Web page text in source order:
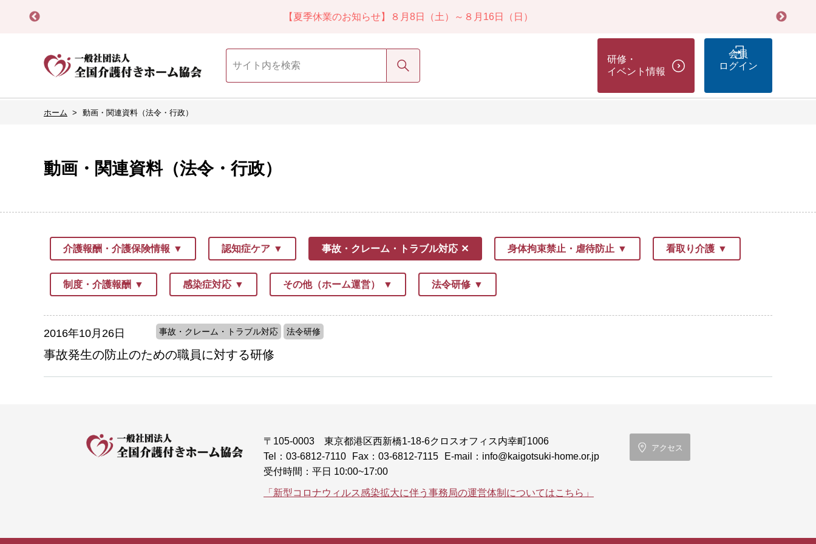
【夏季休業のお知らせ】８月8日（土）～８月16日（日）
検索
研修・
イベント情報
会員
ログイン
ホーム 動画・関連資料（法令・行政）
動画・関連資料（法令・行政）
介護報酬・介護保険情報 認知症ケア 事故・クレーム・トラブル対応 身体拘束禁止・虐待防止 看取り介護
制度・介護報酬 感染症対応 その他（ホーム運営） 法令研修
2016年10月26日 事故・クレーム・トラブル対応 法令研修
事故発生の防止のための職員に対する研修
〒105-0003 東京都港区西新橋1-18-6クロスオフィス内幸町1006
Tel：03-6812-7110
Fax：03-6812-7115
E-mail：info@kaigotsuki-home.or.jp
受付時間：平日 10:00~17:00
「新型コロナウィルス感染拡大に伴う事務局の運営体制についてはこちら」
アクセス